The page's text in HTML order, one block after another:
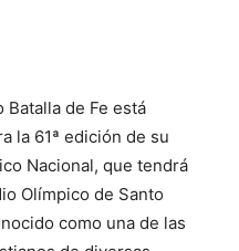
Batalla de Fe está
la 61ª edición de su
Nacional, que tendrá
Olímpico de Santo
como una de las